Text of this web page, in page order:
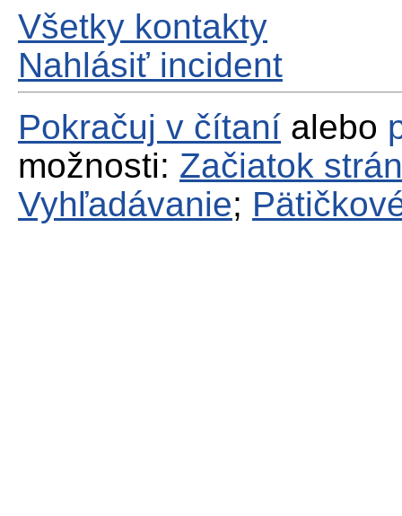
Všetky kontakty
Nahlásiť incident
Pokračuj v čítaní alebo
možnosti: Začiatok
Vyhľadávanie;